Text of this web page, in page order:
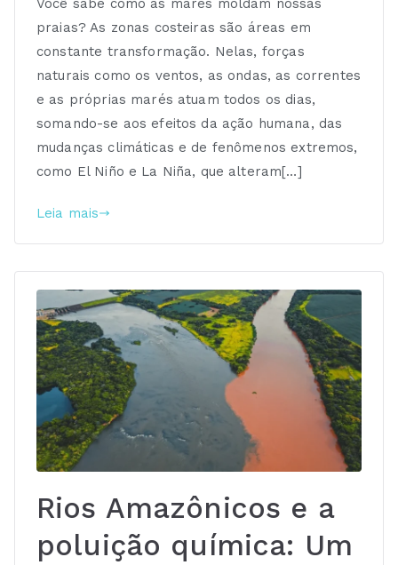
praias? As zonas costeiras são áreas em
constante transformação. Nelas, forças
naturais como os ventos, as ondas, as correntes
e as próprias marés atuam todos os dias,
somando-se aos efeitos da ação humana, das
mudanças climáticas e de fenômenos extremos,
como El Niño e La Niña, que alteram[…]
Leia mais
Rios Amazônicos e a
poluição química: Um